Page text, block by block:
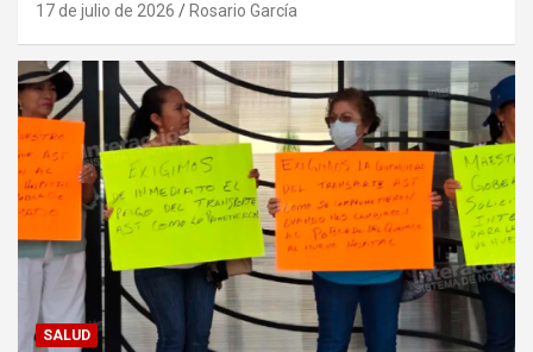
17 de julio de 2026 Rosario García
SALUD